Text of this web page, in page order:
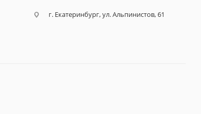
г. Екатеринбург, ул. Альпинистов, 61